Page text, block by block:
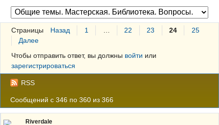
Страницы Назад 1 22 23 24
25
Далее
Чтобы отправить ответ, вы должны войти или
зарегистрироваться
RSS
Сообщений с 346 по 360 из 366
Riverdale